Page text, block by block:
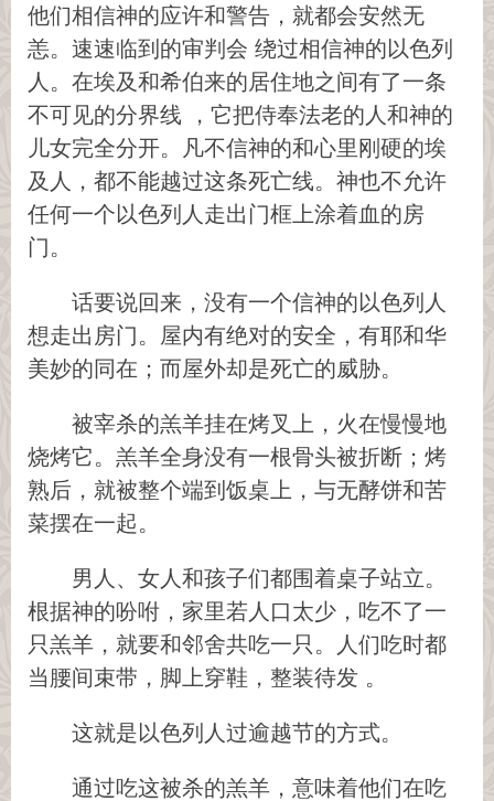
他们相信神的应许和警告，就都会安然无
恙。速速临到的审判会 绕过相信神的以色列
人。在埃及和希伯来的居住地之间有了一条
不可见的分界线 ，它把侍奉法老的人和神的
儿女完全分开。凡不信神的和心里刚硬的埃
及人，都不能越过这条死亡线。神也不允许
任何一个以色列人走出门框上涂着血的房
门。
话要说回来，没有一个信神的以色列人
想走出房门。屋内有绝对的安全，有耶和华
美妙的同在；而屋外却是死亡的威胁。
被宰杀的羔羊挂在烤叉上，火在慢慢地
烧烤它。羔羊全身没有一根骨头被折断；烤
熟后，就被整个端到饭桌上，与无酵饼和苦
菜摆在一起。
男人、女人和孩子们都围着桌子站立。
根据神的吩咐，家里若人口太少，吃不了一
只羔羊，就要和邻舍共吃一只。人们吃时都
当腰间束带，脚上穿鞋，整装待发 。
这就是以色列人过逾越节的方式。
通过吃这被杀的羔羊，意味着他们在吃